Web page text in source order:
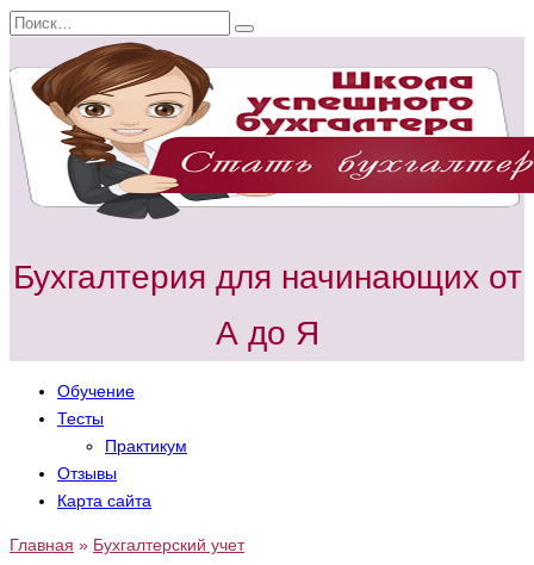
Перейти
содержанию
Search
Бухгалтерия для начинающих от
А до Я
Обучение
Тесты
Практикум
Отзывы
Карта сайта
Главная » Бухгалтерский учет